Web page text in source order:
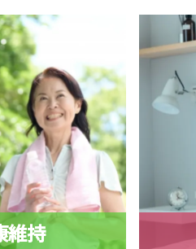
維持